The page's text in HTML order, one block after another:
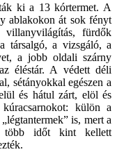
ki a 13 kórtermet. A
ablakokon át sok fényt
fürdők
társalgó, a vizsgáló, a
a jobb oldali szárny
éléstár. A védett déli
sétányokkal egészen a
és hátul zárt, elöl és
külön a
is, mert a
több időt kint kellett